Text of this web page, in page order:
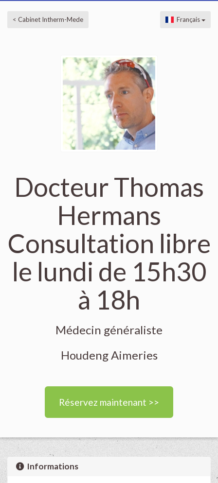
< Cabinet Intherm-Mede Français
Docteur Thomas
Hermans
Consultation libre
le lundi de 15h30
à 18h
Médecin généraliste
Houdeng Aimeries
Réservez maintenant >>
Informations